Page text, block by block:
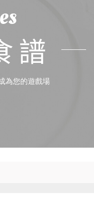
譜
為您的遊戲場